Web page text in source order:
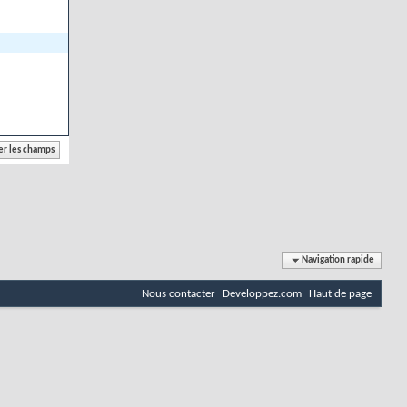
Navigation rapide
Nous contacter Developpez.com Haut de page